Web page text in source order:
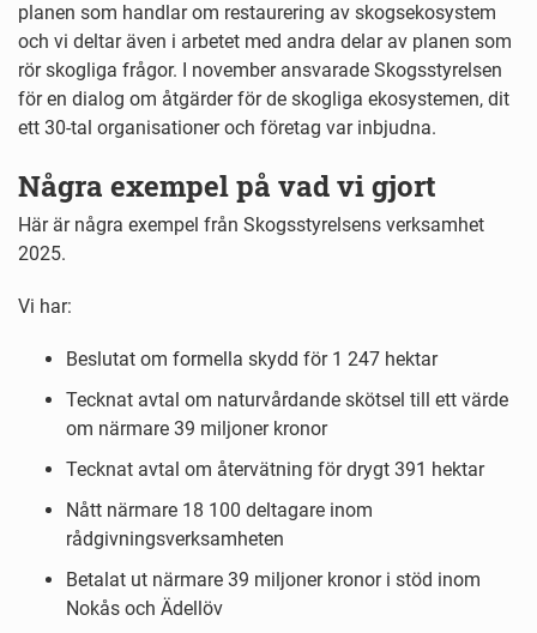
planen som handlar om restaurering av skogsekosystem
och vi deltar även i arbetet med andra delar av planen som
rör skogliga frågor. I november ansvarade Skogsstyrelsen
för en dialog om åtgärder för de skogliga ekosystemen, dit
ett 30-tal organisationer och företag var inbjudna.
Några exempel på vad vi gjort
Här är några exempel från Skogsstyrelsens verksamhet
2025.
Vi har:
Beslutat om formella skydd för 1 247 hektar
Tecknat avtal om naturvårdande skötsel till ett värde
om närmare 39 miljoner kronor
Tecknat avtal om återvätning för drygt 391 hektar
Nått närmare 18 100 deltagare inom
rådgivningsverksamheten
Betalat ut närmare 39 miljoner kronor i stöd inom
Nokås och Ädellöv